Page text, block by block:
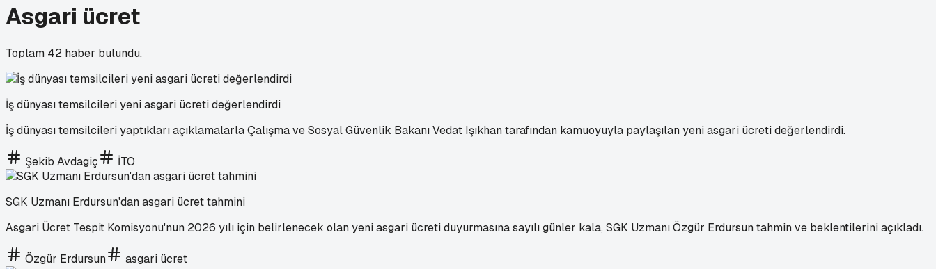
Asgari ücret
Toplam 42 haber bulundu.
İş dünyası temsilcileri yeni asgari ücreti değerlendirdi
İş dünyası temsilcileri yaptıkları açıklamalarla Çalışma ve Sosyal Güvenlik Bakanı Vedat Işıkhan tarafından kamuoyuyla paylaşılan yeni asgari ücreti değerlendirdi.
Şekib Avdagiç İTO
SGK Uzmanı Erdursun'dan asgari ücret tahmini
Asgari Ücret Tespit Komisyonu'nun 2026 yılı için belirlenecek olan yeni asgari ücreti duyurmasına sayılı günler kala, SGK Uzmanı Özgür Erdursun tahmin ve beklentilerini açıkladı.
Özgür Erdursun asgari ücret